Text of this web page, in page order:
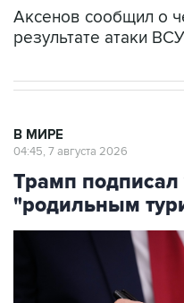
Аксенов сообщил о
результате атаки
В МИРЕ
04:45, 7 августа 2026
Трамп подписал
"родильным